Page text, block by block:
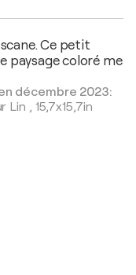
Ce petit
paysage coloré me
décembre 2023:
Lin , 15,7x15,7in